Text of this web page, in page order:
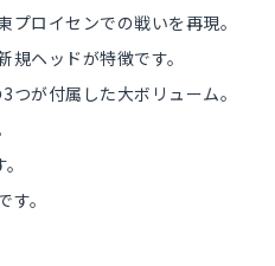
プロイセンでの戦いを再現。
ヘッドが特徴です。
が付属した大ボリューム。
。